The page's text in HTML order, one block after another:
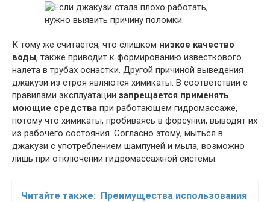
К тому же считается, что слишком низкое качество
воды, также приводит к формированию известкового
налета в трубах оснастки. Другой причиной выведения
джакузи из строя являются химикаты. В соответствии с
правилами эксплуатации запрещается применять
моющие средства при работающем гидромассаже,
потому что химикаты, пробиваясь в форсунки, выводят их
из рабочего состояния. Согласно этому, мыться в
джакузи с употреблением шампуней и мыла, возможно
лишь при отключении гидромассажной системы.
Читайте также: Преимущества использования